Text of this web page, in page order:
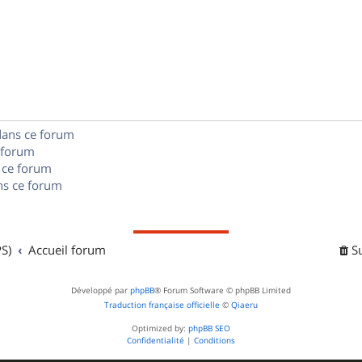
e
ce forum
forum
ce forum
Accueil forum
Développé par phpBB® Forum Software © phpBB Limited
Traduction française officielle © Qiaeru
Optimized by: phpBB SEO
Confidentialité | Conditions